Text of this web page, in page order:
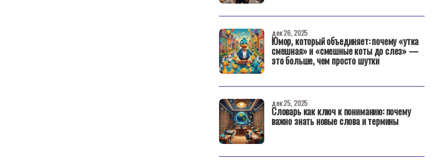
Юмор, который объединяет: почему «утка
смешная» и «смешные коты до слез» —
это больше, чем просто шутки
дек 26, 2025
Словарь как ключ к пониманию: почему
важно знать новые слова и термины
дек 25, 2025